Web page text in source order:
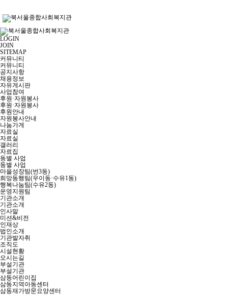
LOGIN
JOIN
SITEMAP
커뮤니티
커뮤니티
공지사항
채용정보
자유게시판
사업참여
후원·자원봉사
후원·자원봉사
후원안내
자원봉사안내
나눔가게
자료실
자료실
갤러리
자료집
동별 사업
동별 사업
마을성장팀(번3동)
희망동행팀(우이동·수유1동)
행복나눔팀(수유2동)
운영지원팀
기관소개
기관소개
인사말
미션&비전
인재상
법인소개
기관발자취
조직도
시설현황
오시는길
부설기관
부설기관
삼동어린이집
삼동지역아동센터
삼동재가방문요양센터